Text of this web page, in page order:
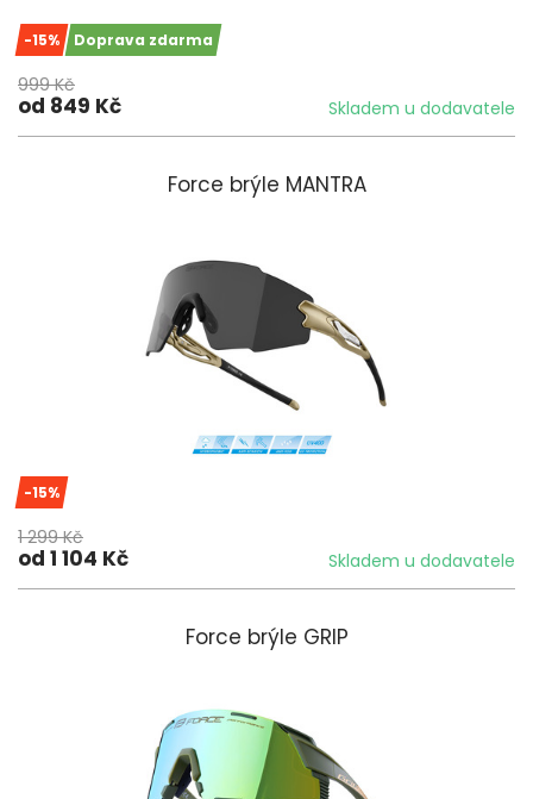
-15% Doprava zdarma
999 Kč
od 849 Kč Skladem u dodavatele
Force brýle MANTRA
-15%
1 299 Kč
od 1 104 Kč Skladem u dodavatele
Force brýle GRIP